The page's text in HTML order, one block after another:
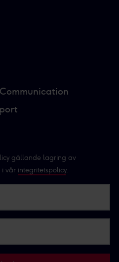
gällande lagring av
i vår integritetspolicy.